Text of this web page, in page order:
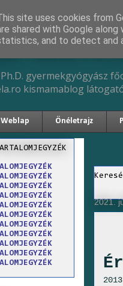
Béla
gyermekgyógyász
kismamablog
Weblap Önéletrajz
2021.
site uses cookies from
shared with Google
and to detect and